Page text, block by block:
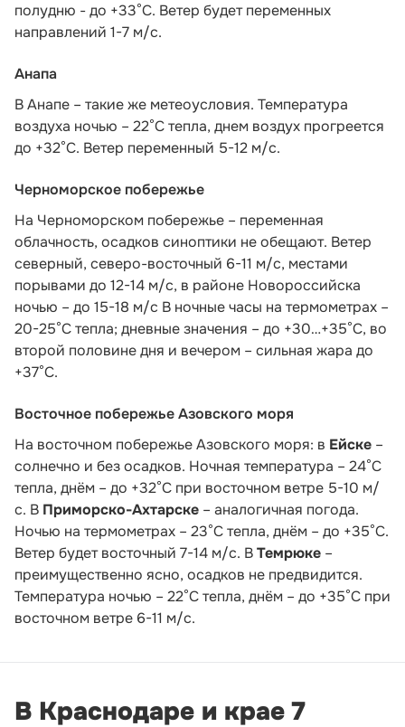
полудню - до +33°C. Ветер будет переменных
направлений 1-7 м/с.
Анапа
В Анапе – такие же метеоусловия. Температура
воздуха ночью – 22°C тепла, днем воздух прогреется
до +32°C. Ветер переменный 5-12 м/с.
Черноморское побережье
На Черноморском побережье – переменная
облачность, осадков синоптики не обещают. Ветер
северный, северо-восточный 6-11 м/с, местами
порывами до 12-14 м/с, в районе Новороссийска
ночью – до 15-18 м/с В ночные часы на термометрах –
20-25°С тепла; дневные значения – до +30…+35°С, во
второй половине дня и вечером – сильная жара до
+37°С.
Восточное побережье Азовского моря
На восточном побережье Азовского моря: в Ейске –
солнечно и без осадков. Ночная температура – 24°С
тепла, днём – до +32°С при восточном ветре 5-10 м/
с. В Приморско-Ахтарске – аналогичная погода.
Ночью на термометрах – 23°С тепла, днём – до +35°С.
Ветер будет восточный 7-14 м/с. ВТемрюке –
преимущественно ясно, осадков не предвидится.
Температура ночью – 22°С тепла, днём – до +35°С при
восточном ветре 6-11 м/с.
В Краснодаре и крае 7